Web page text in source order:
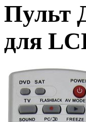
Пульт
для